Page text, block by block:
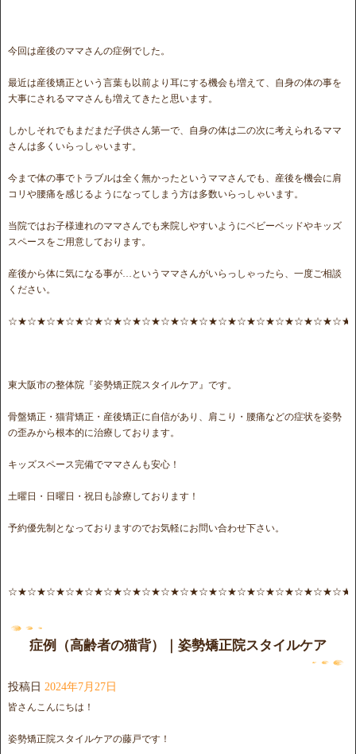
今回は産後のママさんの症例でした。
最近は産後矯正という言葉も以前より耳にする機会も増えて、自身の体の事を
大事にされるママさんも増えてきたと思います。
しかしそれでもまだまだ子供さん第一で、自身の体は二の次に考えられるママ
さんは多くいらっしゃいます。
今まで体の事でトラブルは全く無かったというママさんでも、産後を機会に肩
コリや腰痛を感じるようになってしまう方は多数いらっしゃいます。
当院ではお子様連れのママさんでも来院しやすいようにベビーベッドやキッズ
スペースをご用意しております。
産後から体に気になる事が…というママさんがいらっしゃったら、一度ご相談
ください。
東大阪市の整体院『姿勢矯正院スタイルケア』です。
骨盤矯正・猫背矯正・産後矯正に自信があり、肩こり・腰痛などの症状を姿勢
の歪みから根本的に治療しております。
キッズスペース完備でママさんも安心！
土曜日・日曜日・祝日も診療しております！
予約優先制となっておりますのでお気軽にお問い合わせ下さい。
症例（高齢者の猫背）｜姿勢矯正院スタイルケア
投稿日 2024年7月27日
皆さんこんにちは！
姿勢矯正院スタイルケアの藤戸です！